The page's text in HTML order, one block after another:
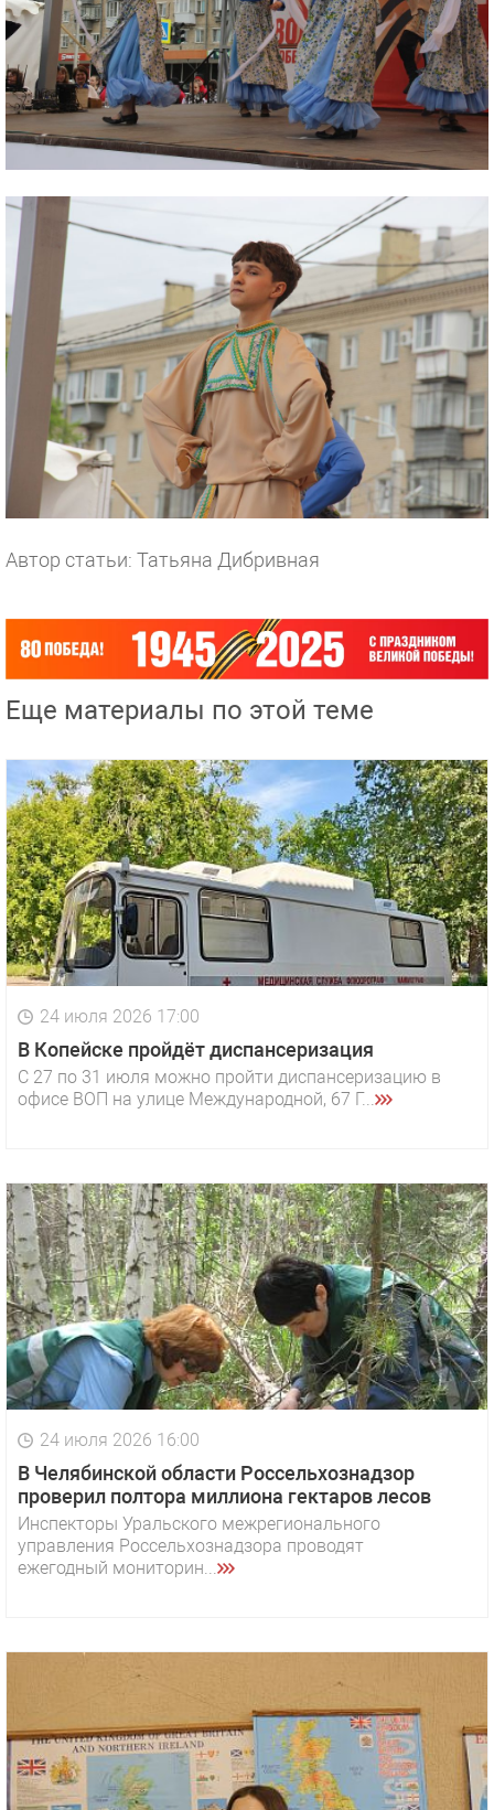
Автор статьи: Татьяна Дибривная
Еще материалы по этой теме
24 июля 2026 17:00
В Копейске пройдёт диспансеризация
С 27 по 31 июля можно пройти диспансеризацию в
офисе ВОП на улице Международной, 67 Г...
24 июля 2026 16:00
В Челябинской области Россельхознадзор
проверил полтора миллиона гектаров лесов
Инспекторы Уральского межрегионального
управления Россельхознадзора проводят
ежегодный мониторин...